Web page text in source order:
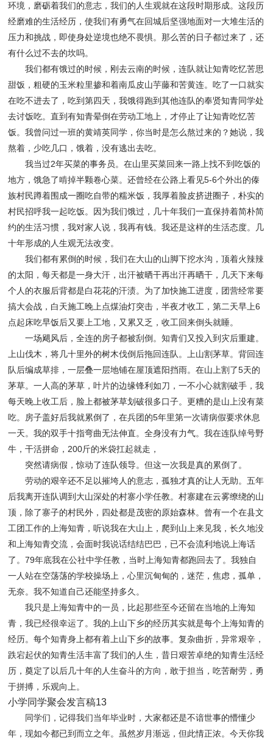
环境，磨砺着我们的意志，我们的人生观就在这段时期形成。这段历
经磨难的生活经历，使我们有勇气在回城后坚强地面对一大堆生活的
压力和挑战，即使身处逆境也绝不畏惧。那么苦的日子都过来了，还
有什么过不去的坎吗。
我们都有饿过的时候，刚去云南的时候，连队就让知青吃忆苦思
甜饭，粗硬的玉米粒里掺和着南瓜皮山芋藤和苦黄连。吃了一口就实
在吃不进去了，吃到第四天，我饿得跑到其他连队的奉贤知青同学处
去讨饭吃。直到有知青晕倒在劳动工地上，才停止了让知青吃忆苦
饭。我曾问过一班的黄靖英同学，你当时是怎么熬过来的？她说，我
熬着，少吃几口，饿着，没有逃出去吃。
我当过2年买菜的事务员。在山里买菜回来一路上找不到吃饭的
地方，饿急了啃掉半颗卷心菜。还曾经在公路上看见5-6个外出的傣
族村民蹲着围成一圈吃自带的糯米饭，我厚着脸皮挤进圈子，朴实的
村民招呼我一起吃饭。因为我们饿过，几十年我们一直保持着简朴简
约的生活习惯，我对家人说，我再有钱。我还是这样的生活态度。几
十年形成的人生观无法改变。
我们都有累倒的时候，我们在大山的山脚下挖水沟，顶着火辣辣
的太阳，每天都是一身大汗，出汗被晒干再出汗再晒干，几天下来每
个人的衣服后背都是白花花的汗渍。为了加快施工进度，团营经常要
搞大会战，白天施工晚上点煤油灯突击，半夜才收工，第二天早上6
点起床吃早饭后又要上工地，又累又乏，收工回来倒头就睡。
一场飓风后，全连的房子都被刮倒。知青们又投入到灾后重建。
上山伐木，将几十里外的树木伐倒后拖回连队。上山割茅草。背回连
队后编成草排，一层叠一层地铺在屋顶遮阳挡雨。在山上割了5天的
茅草。一人高的茅草，叶片的边缘锋利如刀，一不小心就割破手，我
每天晚上收工后，脸上都被茅草划破很多口子。更糟的是山上没有菜
吃。房子盖好后我就累倒了，在兵团的5年里第一次请病假要求休息
一天。我的双手十指弯曲无法伸直。全身没有力气。我在连队绰号野
牛，干活拼命，200斤的米袋扛起就走，
突然请病假，惊动了连队领导。但这一次我是真的累倒了。
劳动的艰辛还不足以摧垮人的意志，孤独才真的让人无助。五年
后我离开连队调到大山深处的村寨小学任教。村寨建在云雾缭绕的山
顶，除了寨子的村民外，四处都是茂密的原始森林。曾有一个在县文
工团工作的上海知青，听说我在大山上，爬到山上来见我，长久地没
和上海知青交流，会面时我说话结结巴巴，已不会流利地说上海话
了。79年底我在公社中学任教，当时上海知青都跑回去了。我独自
一人站在空荡荡的学校操场上，心里沉甸甸的，迷茫，焦虑，孤单，
无奈。我不知道自己还能坚持多久。
我只是上海知青中的一员，比起那些至今还留在当地的上海知
青，我已经很幸运了。我的上山下乡的经历其实就是每个上海知青的
经历。每个知青身上都有着上山下乡的故事。复杂曲折，异常艰辛，
跌宕起伏的知青生活丰富了我们的人生，昔日艰苦卓绝的知青生活经
历，奠定了以后几十年的人生奋斗的方向，敢于担当，吃苦耐劳，勇
于拼搏，乐观向上。
小学同学聚会发言稿13
同学们，记得我们当年毕业时，大家都还是不谙世事的懵懂少
年，现如今都已到而立之年。虽然岁月渐远，但此情正浓。今天你我